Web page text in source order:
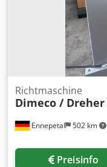
Ennepetal 502 km
Richtmaschine
Dimeco / Dreher
Preisinfo